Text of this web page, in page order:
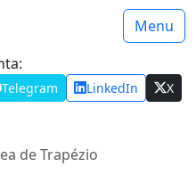
Menu
Telegram LinkedIn
X
de Trapézio